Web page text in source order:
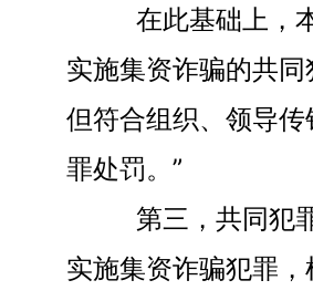
在此基础上，本
实施集资诈骗的共
但符合组织、领导
罪处罚。”
第三，共同犯罪
实施集资诈骗犯罪